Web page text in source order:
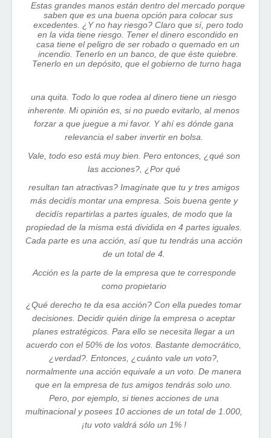
Estas grandes manos están dentro del mercado porque
saben que es una buena opción para colocar sus
excedentes. ¿Y no hay riesgo? Claro que sí, pero todo
en la vida tiene riesgo. Tener el dinero escondido en
casa tiene el peligro de ser robado o quemado en un
incendio. Tenerlo en un banco, de que éste quiebre.
Tenerlo en un depósito, que el gobierno de turno haga
una quita. Todo lo que rodea al dinero tiene un riesgo
inherente. Mi opinión es, si no puedo evitarlo, al menos
forzar a que juegue a mi favor. Y ahí es dónde gana
relevancia el saber invertir en bolsa.
Vale, todo eso está muy bien. Pero entonces, ¿qué son
las acciones?, ¿Por qué
resultan tan atractivas? Imagínate que tu y tres amigos
más decidís montar una empresa. Sois buena gente y
decidís repartirlas a partes iguales, de modo que la
propiedad de la misma está dividida en 4 partes iguales.
Cada parte es una acción, así que tu tendrás una acción
de un total de 4.
Acción es la parte de la empresa que te corresponde
como propietario
¿Qué derecho te da esa acción? Con ella puedes tomar
decisiones. Decidir quién dirige la empresa o aceptar
planes estratégicos. Para ello se necesita llegar a un
acuerdo con el 50% de los votos. Bastante democrático,
¿verdad?. Entonces, ¿cuánto vale un voto?,
normalmente una acción equivale a un voto. De manera
que en la empresa de tus amigos tendrás solo uno.
Pero, por ejemplo, si tienes acciones de una
multinacional y posees 10 acciones de un total de 1.000,
¡tu voto valdrá sólo un 1% !